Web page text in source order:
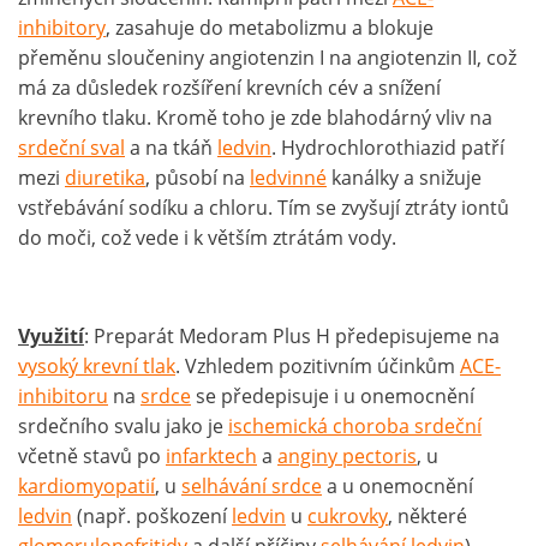
inhibitory, zasahuje do metabolizmu a blokuje
přeměnu sloučeniny angiotenzin I na angiotenzin II, což
má za důsledek rozšíření krevních cév a snížení
krevního tlaku. Kromě toho je zde blahodárný vliv na
srdeční sval a na tkáň ledvin. Hydrochlorothiazid patří
mezi diuretika, působí na ledvinné kanálky a snižuje
vstřebávání sodíku a chloru. Tím se zvyšují ztráty iontů
do moči, což vede i k větším ztrátám vody.
Využití: Preparát Medoram Plus H předepisujeme na
vysoký krevní tlak. Vzhledem pozitivním účinkům ACE-
inhibitoru na srdcese předepisuje i u onemocnění
srdečního svalu jako je ischemická choroba srdeční
včetně stavů po infarktech a anginy pectoris, u
kardiomyopatií, u selhávání srdcea u onemocnění
ledvin (např. poškozeníledvin u cukrovky, některé